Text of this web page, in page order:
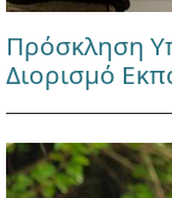
Πρόσκληση
Διορισμό